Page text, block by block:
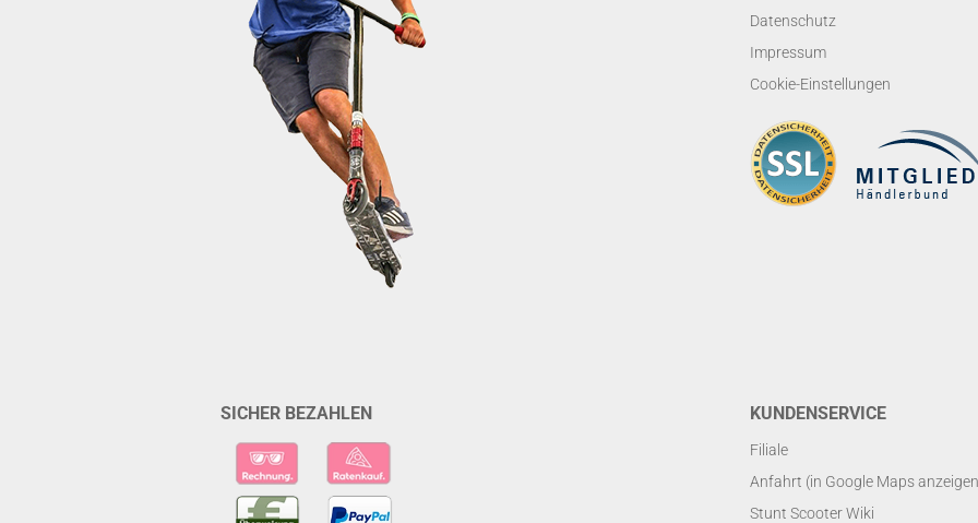
Datenschutz
Impressum
Cookie-Einstellungen
SICHER BEZAHLEN KUNDENSERVICE
Filiale
Anfahrt (in Google Maps
Stunt Scooter Wiki